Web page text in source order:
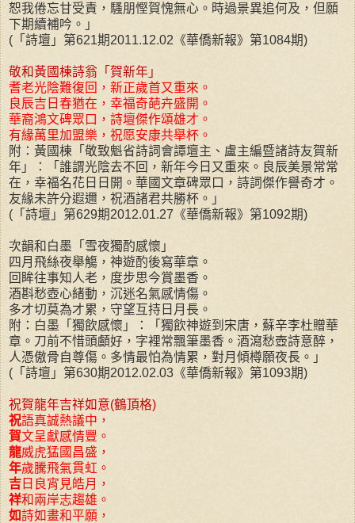
恕我倦忘甘受責，騷朋慳賀愧無心。時過景異追何及，但願
下期續補吟。」
(「詩壇」第621期2011.12.02《華僑新報》第1084期)
敬和黃國棟詩翁「賀新年」
耆老光陰難復回，新正歲首又重來。
良辰吉日春猶在，幸福奇葩卉盛開。
華裔鴻文碑眾口，詩壇傑作頌雄才。
有緣萬里加盟樂，祝愿安康共舉杯。
附：黃國棟「敬致魁省詩詞會譚壇主、盧主編暨諸詩友賀新
年」：「誰謂光陰去不回，新年今日又重來。良辰美景常常
在，幸福名花日日開。華國文章碑眾口，詩詞傑作譽奇才。
友緣未許分遐邇，祝酒諸君共勝杯。」
(「詩壇」第629期2012.01.27《華僑新報》第1092期)
次韻和白墨「雪夜獨酌感懷」
四月飛絲夜舉觴，神遊酌後寫華章。
回眸往事知人老，度步思今賞墨香。
酒斟愁壺心緒動，沉迷名氣感情傷。
多才切莫為才累，守望互持日月長。
附：白墨「獨飲感懷」：「獨飲神遊到宋唐，蘇辛李杜贈華
章。刀前不惜頭顱好，字裡常飄筆墨香。酒瀉愁壺詩意醉，
人憑傲骨自尊傷。多情最怕為情累，對月傾樽願夜長。」
(「詩壇」第630期2012.02.03《華僑新報》第1093期)
祝賀龍年吉祥如意(鶴頂格)
祝語真誠熱議中，
賀文呈獻感情豐。
龍威虎猛國昌盛，
年歲騰飛氣貫虹。
吉 日良宵見皓月，
祥和兩岸志趨雄。
如詩如畫和平願，